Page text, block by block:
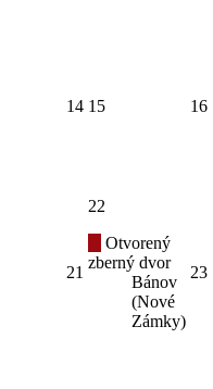
14 15 16
21
22
Otvorený
zberný dvor
Bánov
(Nové
Zámky)
23